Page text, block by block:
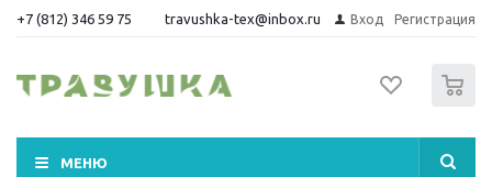
+7 (812) 346 59 75 travushka-tex@inbox.ru Вход Регистрация
МЕНЮ